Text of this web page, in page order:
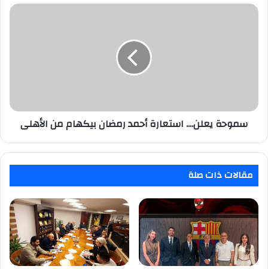
عملية
سموحة
سموحة يعلن.... استعارة أحمد رمضان بيكهام من الأهلى
مقالات ذات صلة